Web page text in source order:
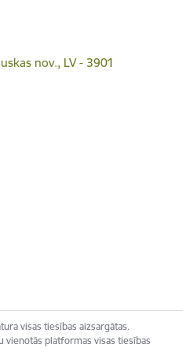
nov., LV - 3901
visas tiesības aizsargātas.
vienotās platformas visas tiesības